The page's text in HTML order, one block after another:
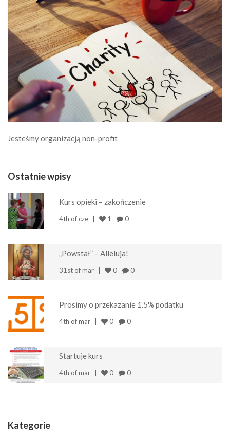
Jesteśmy organizacją non-profit
Ostatnie wpisy
Kurs opieki – zakończenie
4th of cze 1 0
„Powstał” – Alleluja!
31st of mar 0 0
Prosimy o przekazanie 1.5% podatku
4th of mar 0 0
Startuje kurs
4th of mar 0 0
Kategorie